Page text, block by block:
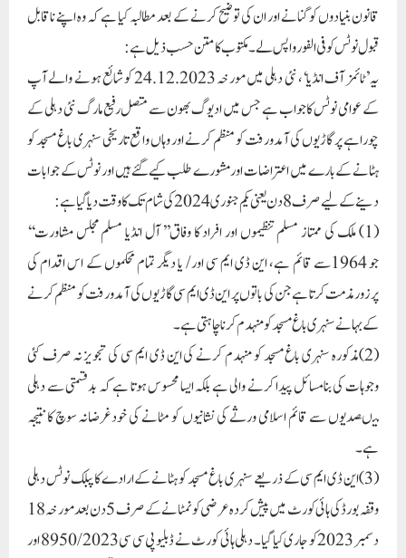
قانون بنیادوں کو گنانے اور ان کی توضیح کرنے کے بعد مطالبہ کیا ہے کہ وہ اپنے ناقابل
قبول نوٹس کو فی الفور واپس لے۔مکتوب کا متن حسب ذیل ہے:
یہ ’ٹائمز آف انڈیا‘، نئی دہلی میں مورخہ 24.12.2023 کو شائع ہونے والے آپ
کے عوامی نوٹس کا جواب ہے جس میں ادیوگ بھون سے متصل رفیع مارگ نئی دہلی کے
چوراہے پر گاڑیوں کی آمدورفت کو منظم کرنے اور وہاں واقع تاریخی سنہری باغ مسجد کو
ہٹانے کے بارے میں اعتراضات اور مشورے طلب کیے گئے ہیں اور نوٹس کے جوابات
دینے کے لیے صرف 8 دن یعنی یکم جنوری 2024 کی شام تک کا وقت دیا گیا ہے:
(1) ملک کی ممتاز مسلم تنظیموں اور افراد کا وفاق’’ آل انڈیا مسلم مجلس مشاورت‘‘
جو 1964سے قائم ہے، این ڈی ایم سی اور/ یا دیگر تمام محکموں کے اس اقدام کی
پرزورمذمت کرتا ہے جن کی باتوں پر این ڈی ایم سی گاڑیوں کی آمدورفت کو منظم کرنے
کے بہانے سنہری باغ مسجد کو منہدم کرنا چاہتی ہے۔
(2)مذکورہ سنہری باغ مسجد کو منہدم کرنے کی این ڈی ایم سی کی تجویز نہ صرف کئی
وجوہات کی بنامسائل پیدا کرنے والی ہے بلکہ ایسا محسوس ہوتا ہے کہ بدقسمتی سے دہلی
میںصدیوں سے قائم اسلامی ورثے کی نشانیوں کو مٹانے کی خودغرضانہ سوچ کانتیجہ
ہے۔
(3)این ڈی ایم سی کے ذریعے سنہری باغ مسجد کو ہٹانے کے ارادے کا پبلک نوٹس دہلی
وقفہ بورڈ کی ہائی کورٹ میں پیش کردہ عرضی کو نمٹانے کے صرف 5 دن بعد مورخہ 18
دسمبر 2023 کو جاری کیا گیا۔ دہلی ہائی کورٹ نے ڈبلیو پی سی سی 8950/2023 اور